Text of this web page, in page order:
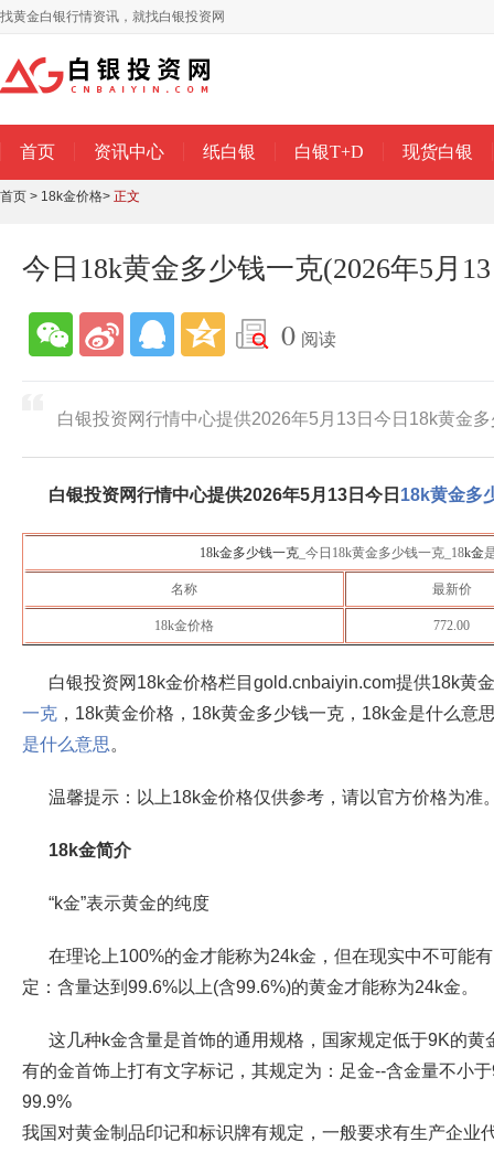
找黄金白银行情资讯，就找白银投资网
首页 资讯中心 纸白银 白银T+D 现货白银
首页 > 18k金价格> 正文
今日18k黄金多少钱一克(2026年5月
0 阅读
白银投资网行情中心提供2026年5月13日今日18k黄金
白银投资网行情中心提供2026年5月13日 今日 18k黄金多
18k金多少钱一克 _今日18k黄金多少钱一克_18k金
名称 最新价
18k金价格 772.00
白银投资网18k金价格栏目gold.cnbaiyin.com提供18k黄
一克 ，18k黄金价格，18k黄金多少钱一克，18k金是什么意
是什么意思。
温馨提示：以上18k金价格仅供参考，请以官方价格为准
18k金简介
“k金”表示黄金的纯度
在理论上100%的金才能称为24k金，但在现实中不可能
定：含量达到99.6%以上(含99.6%)的黄金才能称为24k金。
这几种k金含量是首饰的通用规格，国家规定低于9K的黄
有的金首饰上打有文字标记，其规定为：足金--含金量不小
99.9%
我国对黄金制品印记和标识牌有规定，一般要求有生产企业